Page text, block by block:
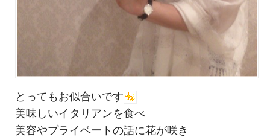
とってもお似合いです
美味しいイタリアンを食べ
美容やプライベートの話に花が咲き